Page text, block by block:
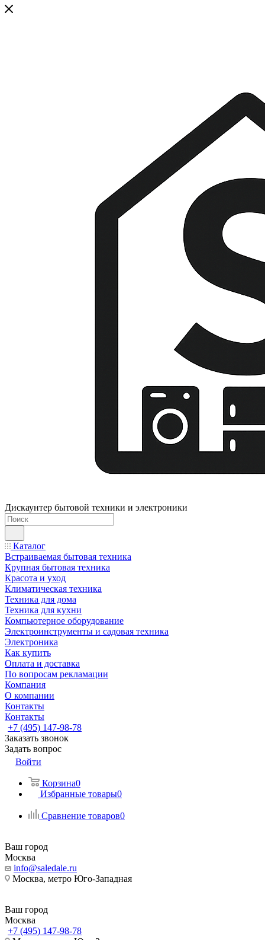
Дискаунтер бытовой техники и электроники
Каталог
Встраиваемая бытовая техника
Крупная бытовая техника
Красота и уход
Климатическая техника
Техника для дома
Техника для кухни
Компьютерное оборудование
Электроинструменты и садовая техника
Электроника
Как купить
Оплата и доставка
По вопросам рекламации
Компания
О компании
Контакты
Контакты
+7 (495) 147-98-78
Заказать звонок
Задать вопрос
Войти
Корзина0
Избранные товары0
Сравнение товаров0
Ваш город
Москва
info@saledale.ru
Москва, метро Юго-Западная
Ваш город
Москва
+7 (495) 147-98-78